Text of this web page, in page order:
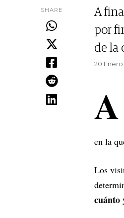
SHARE
A
por
de la
20 Enero
A
en la
Los
cuánto